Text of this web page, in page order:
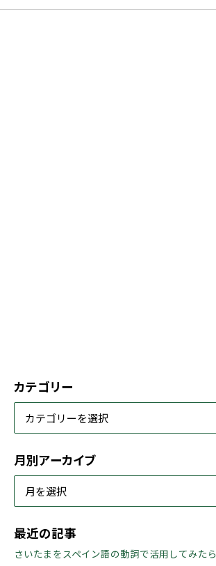
カテゴリー
月別アーカイブ
最近の記事
さいたまをスペイン語の動詞で活用してみたら